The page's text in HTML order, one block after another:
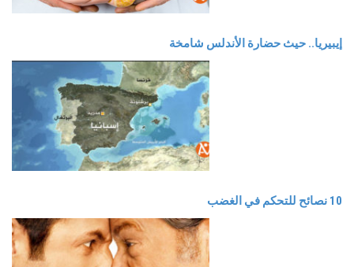
إيبيريا.. حيث حضارة الأندلس شامخة
10 نصائح للتحكم في الغضب